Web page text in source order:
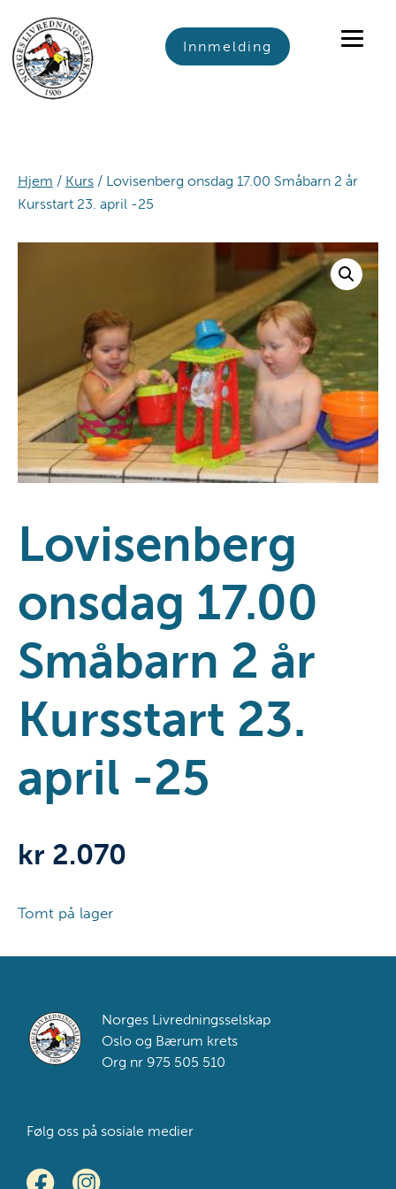
primary
navigation
main
content
footer
Innmelding
Hjem / Kurs / Lovisenberg onsdag 17.00 Småbarn 2 år
Kursstart 23. april -25
Lovisenberg
onsdag 17.00
Småbarn 2 år
Kursstart 23.
april -25
kr 2.070
Tomt på lager
Footer
Norges Livredningsselskap
Oslo og Bærum krets
Org nr 975 505 510
Følg oss på sosiale medier